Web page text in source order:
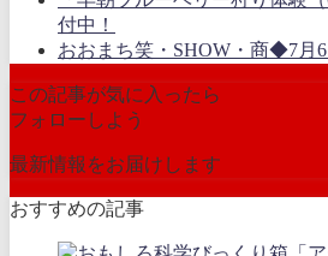
付中！
おおまち笑・SHOW・商◆7月
この記事が気に入ったら
フォローしよう
最新情報をお届けします
おすすめの記事